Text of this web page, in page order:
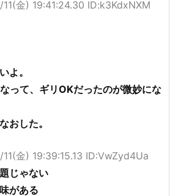
金) 19:41:24.30 ID:k3KdxNXM
よ。
って、ギリOKだったのが微妙にな
おした。
金) 19:39:15.13 ID:VwZyd4Ua
じゃない
がある